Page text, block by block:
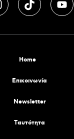
Home
Επικοινωνία
Newsletter
Tαυτότητα